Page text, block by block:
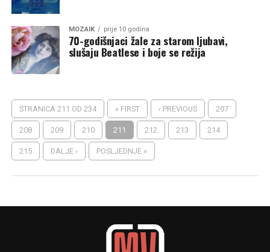
MOZAIK prije 10 godina
70-godišnjaci žale za starom ljubavi,
slušaju Beatlese i boje se režija
STRANICA 211 OD 234 « FIRST ‹ PREVIOUS 207
208 209 210 211 212 213 214
215 DALJE › POSLJEDNJE »